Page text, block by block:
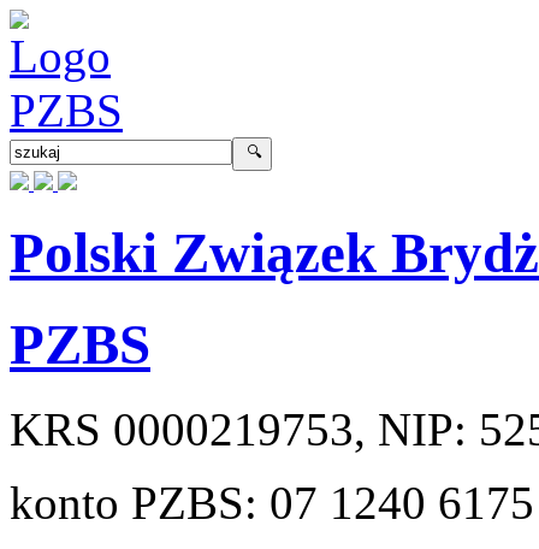
Polski Związek
PZBS
KRS 0000219753, NIP:
konto PZBS: 07 1240